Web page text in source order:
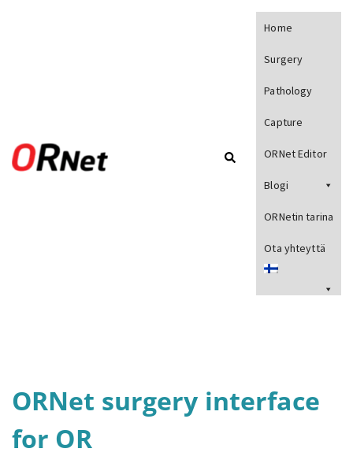
Home
Surgery
Pathology
Capture
ORNet Editor
Blogi
ORNetin tarina
Ota yhteyttä
ORNet surgery interface
for OR